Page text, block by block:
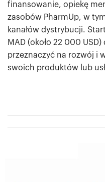
finansowanie, opiekę
zasobów PharmUp, w
kanałów dystrybucji.
MAD (około 22 000
przeznaczyć na rozwój i
swoich produktów lub